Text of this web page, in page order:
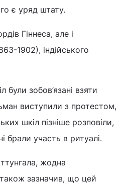
є уряд штату.
Гіннеса, але і
1902), індійського
були зобов’язані взяти
виступили з протестом,
шкіл пізніше розповіли,
брали участь в ритуалі.
жодна
зазначив, що цей